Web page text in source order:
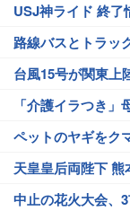
USJ神ライド 終了
路線バスとトラッ
台風15号が関東上
「介護イラつき
ペットのヤギをク
天皇皇后両陛下
中止の花火大会、